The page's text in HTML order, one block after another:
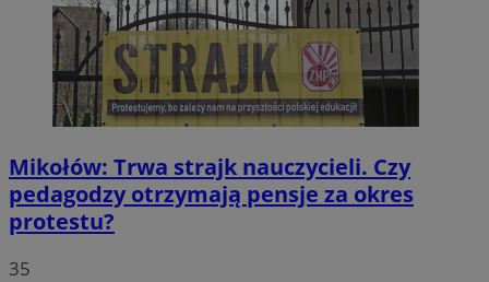
Mikołów: Trwa strajk nauczycieli. Czy
pedagodzy otrzymają pensje za okres
protestu?
35